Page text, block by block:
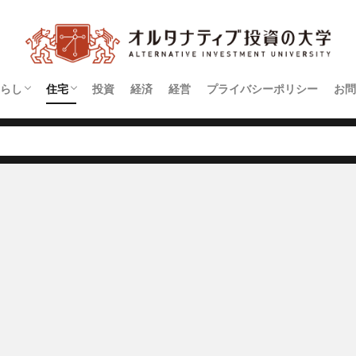
し
約
住宅
アパート
マンション
投資 経済 経営 プライバシーポリシー お